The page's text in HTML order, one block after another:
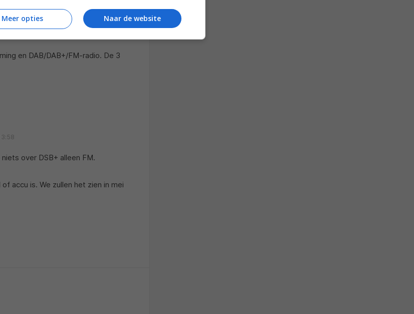
en DAB/DAB+/FM-radio. De 3
over DSB+ alleen FM.
accu is. We zullen het zien in mei
Naar de website
Meer opties